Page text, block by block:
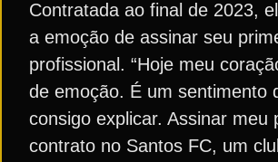
Contratada ao final de 2023,
a emoção de assinar seu
profissional. “Hoje meu
de emoção. É um sentimento
consigo explicar. Assinar meu
contrato no Santos FC, um